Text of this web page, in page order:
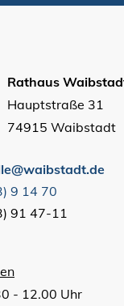
Rathaus
Hauptstraße 31
74915 Waibstadt
9 14 70
91 47-11
- 12.00 Uhr